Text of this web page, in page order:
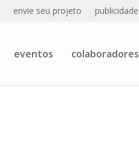
envie seu projeto publicidade
eventos colaboradores